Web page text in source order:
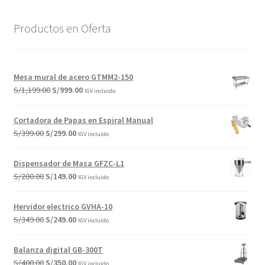
Productos en Oferta
Mesa mural de acero GTMM2-150
S/1,199.00 El
original
era:
S/999.00El
actual
IGV incluido
Cortadora de Papas en Espiral Manual
S/399.00 El
original
era:
S/299.00El
actual
es:
IGV incluido
Dispensador de Masa GFZC-L1
S/200.00 El
original
era:
S/149.00El
actual
es:
IGV incluido
Hervidor electrico GVHA-10
S/349.00 El
original
era:
S/249.00El
actual
es:
IGV incluido
Balanza digital GB-300T
S/400.00 El
S/350.00ElIGV incluido